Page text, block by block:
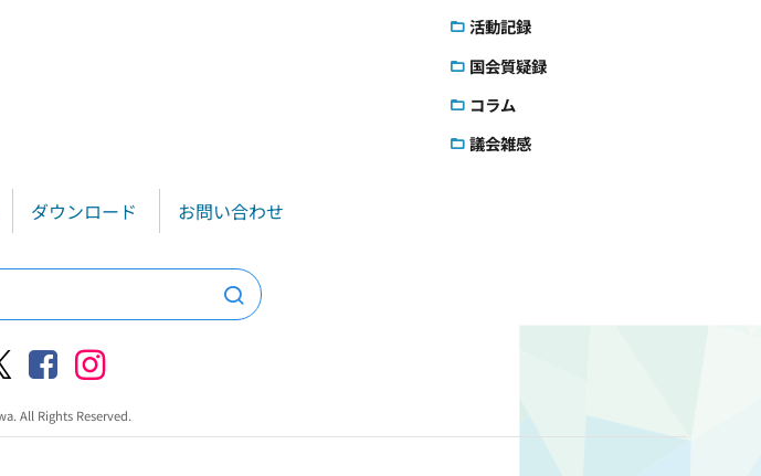
活動記録
国会質疑録
コラム
議会雑感
ダウンロード お問い合わせ
検索
All Rights Reserved.